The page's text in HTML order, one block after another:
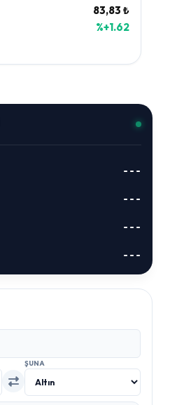
83,83 ₺
%+1.62
---
---
---
---
ŞUNA